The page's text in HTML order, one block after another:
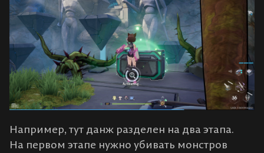
Например, тут данж разделен на два этапа.
На первом этапе нужно убивать монстров